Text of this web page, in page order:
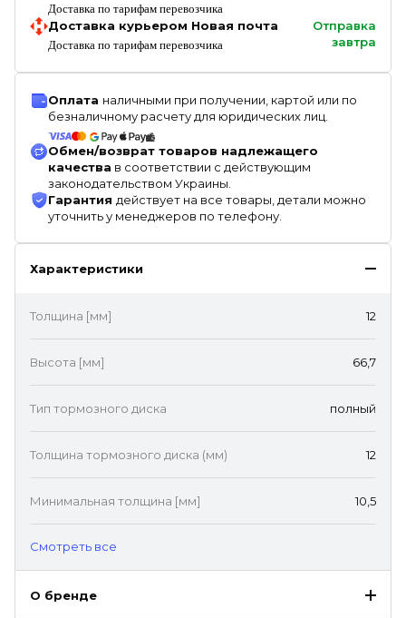
Доставка по тарифам перевозчика
Доставка курьером Новая почта
Доставка по тарифам перевозчика
Отправка
завтра
Оплата наличными при получении, картой или по
безналичному расчету для юридических лиц.
Обмен/возврат товаров надлежащего
качества в соответствии с действующим
законодательством Украины.
Гарантия действует на все товары, детали можно
уточнить у менеджеров по телефону.
Характеристики
Толщина [мм] 12
Высота [мм] 66,7
Тип тормозного диска полный
Толщина тормозного диска (мм) 12
Минимальная толщина [мм] 10,5
Cмотреть все
О бренде